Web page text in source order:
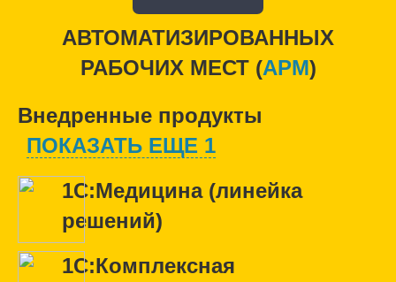
АВТОМАТИЗИРОВАННЫХ
РАБОЧИХ МЕСТ (APM)
Внедренные продукты
ПОКАЗАТЬ ЕЩЕ 1
1С:Медицина (линейка
решений)
1С:Комплексная